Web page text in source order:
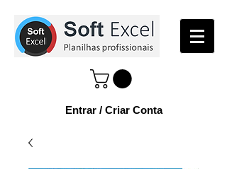
Entrar / Criar Conta